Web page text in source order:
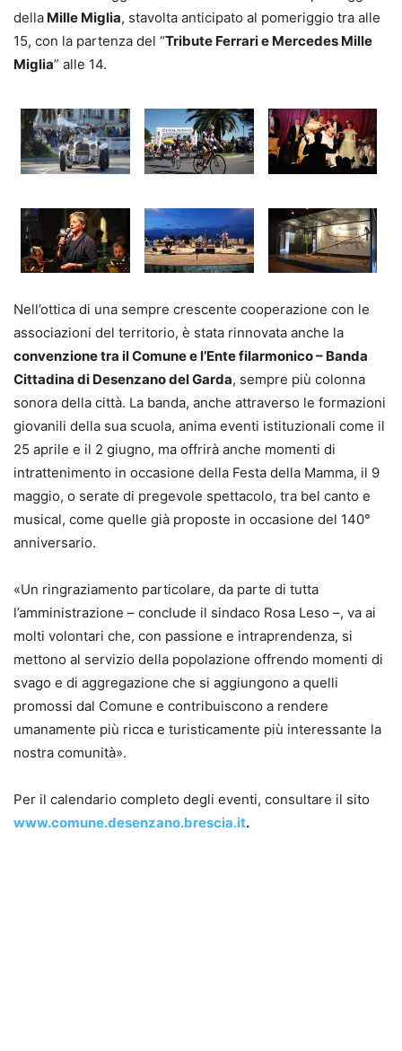
della Mille Miglia, stavolta anticipato al pomeriggio tra alle
15, con la partenza del “Tribute Ferrari e Mercedes Mille
Miglia” alle 14.
Nell’ottica di una sempre crescente cooperazione con le
associazioni del territorio, è stata rinnovata anche la
convenzione tra il Comune e l’Ente filarmonico – Banda
Cittadina di Desenzano del Garda, sempre più colonna
sonora della città. La banda, anche attraverso le formazioni
giovanili della sua scuola, anima eventi istituzionali come il
25 aprile e il 2 giugno, ma offrirà anche momenti di
intrattenimento in occasione della Festa della Mamma, il 9
maggio, o serate di pregevole spettacolo, tra bel canto e
musical, come quelle già proposte in occasione del 140°
anniversario.
«Un ringraziamento particolare, da parte di tutta
l’amministrazione – conclude il sindaco Rosa Leso –, va ai
molti volontari che, con passione e intraprendenza, si
mettono al servizio della popolazione offrendo momenti di
svago e di aggregazione che si aggiungono a quelli
promossi dal Comune e contribuiscono a rendere
umanamente più ricca e turisticamente più interessante la
nostra comunità».
Per il calendario completo degli eventi, consultare il sito
www.comune.desenzano.brescia.it.